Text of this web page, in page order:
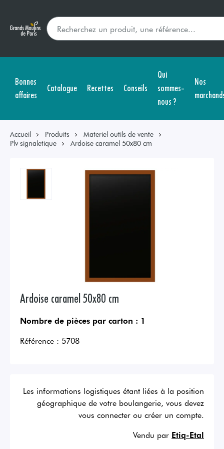
Bonnes
affaires
Catalogue Recettes Conseils
Qui
sommes-
nous ?
Nos
Accueil Produits
Materiel outils de vente
Plv signaletique
Ardoise caramel 50x80 cm
Ardoise caramel 50x80 cm
Nombre de pièces par carton : 1
Référence : 5708
Les informations logistiques étant liées à la position
géographique de votre boulangerie, vous devez
vous connecter ou créer un compte.
Vendu par Etiq-Etal